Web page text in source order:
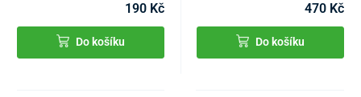
190 Kč
Do košíku
470 Kč
Do košíku